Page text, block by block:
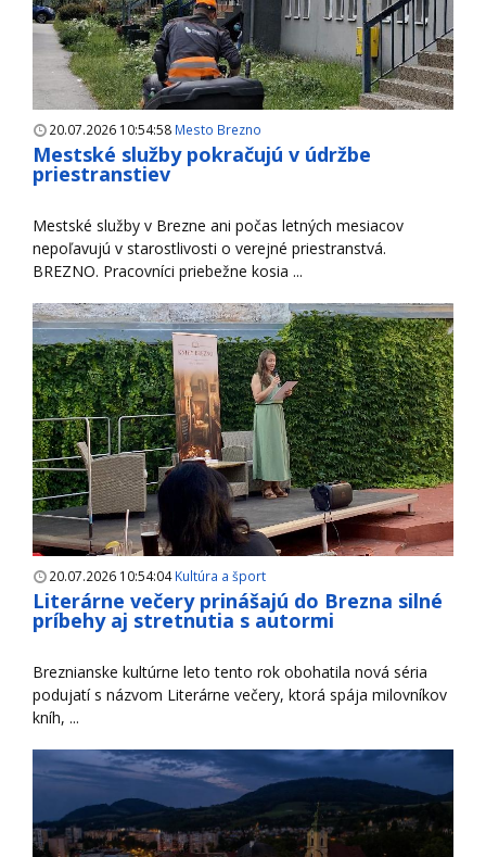
20.07.2026 10:54:58 Mesto Brezno
Mestské služby pokračujú v údržbe
priestranstiev
Mestské služby v Brezne ani počas letných mesiacov
nepoľavujú v starostlivosti o verejné priestranstvá.
BREZNO. Pracovníci priebežne kosia ...
20.07.2026 10:54:04Kultúra a šport
Literárne večery prinášajú do Brezna silné
príbehy aj stretnutia s autormi
Breznianske kultúrne leto tento rok obohatila nová séria
podujatí s názvom Literárne večery, ktorá spája milovníkov
kníh, ...